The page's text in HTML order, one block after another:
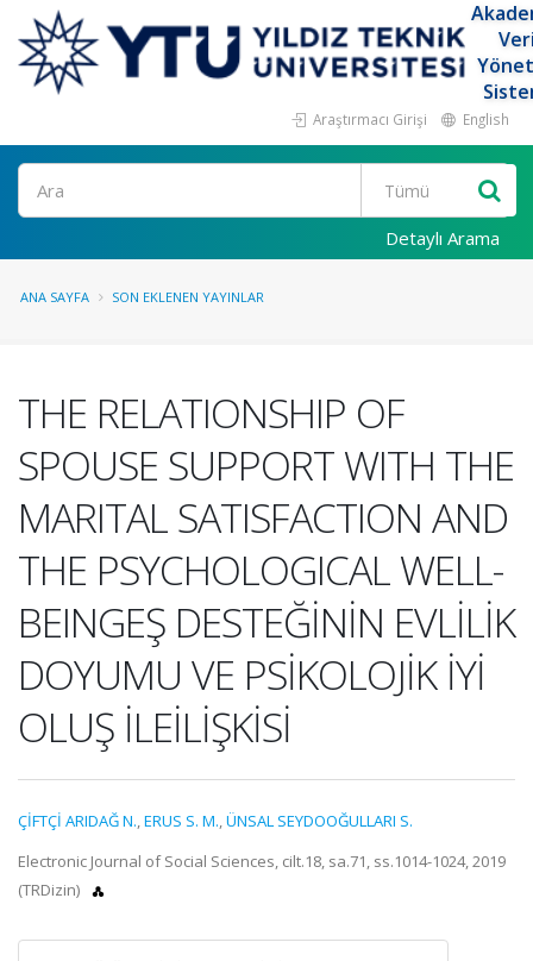
Araştırmacı Girişi English
Ara
Detaylı Arama
ANA SAYFA SON EKLENEN YAYINLAR
THE RELATIONSHIP OF
SPOUSE SUPPORT WITH THE
MARITAL SATISFACTION AND
THE PSYCHOLOGICAL WELL-
BEINGEŞ DESTEĞİNİN EVLİLİK
DOYUMU VE PSİKOLOJİK İYİ
OLUŞ İLEİLİŞKİSİ
ÇİFTÇİ ARIDAĞ N.,ERUS S. M.,ÜNSAL SEYDOOĞULLARI S.
Electronic Journal of Social Sciences, cilt.18, sa.71, ss.1014-1024, 2019
(TRDizin)